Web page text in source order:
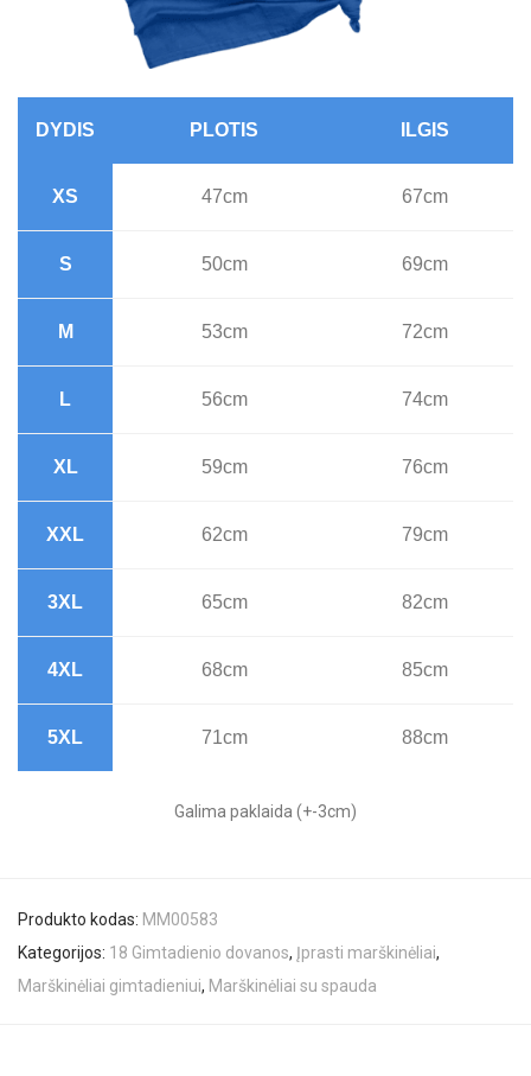
DYDIS PLOTIS ILGIS
XS 47cm 67cm
S 50cm 69cm
M 53cm 72cm
L 56cm 74cm
XL 59cm 76cm
XXL 62cm 79cm
3XL 65cm 82cm
4XL 68cm 85cm
5XL 71cm 88cm
Galima paklaida (+-3cm)
Produkto kodas: MM00583
Kategorijos: 18 Gimtadienio dovanos, Įprasti marškinėliai,
Marškinėliai gimtadieniui, Marškinėliai su spauda